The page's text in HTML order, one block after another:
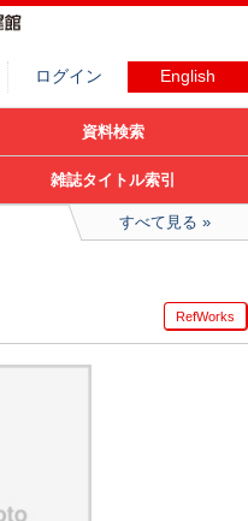
ログイン English
資料検索
雑誌タイトル索引
すべて見る
RefWorks